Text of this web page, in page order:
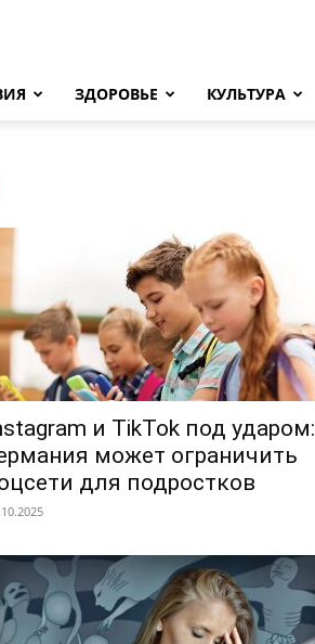
ЗДОРОВЬЕ КУЛЬТУРА
и TikTok под ударом:
может ограничить
для подростков